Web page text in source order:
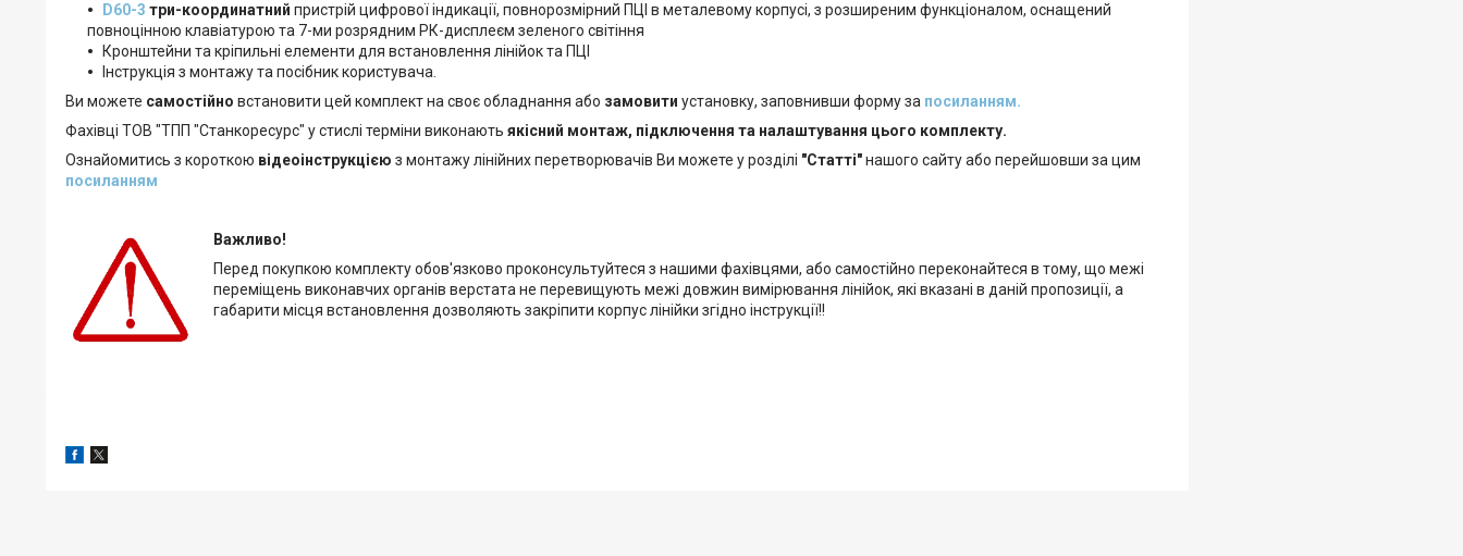
D60-3 три-координатний пристрій цифрової індикації, повнорозмірний ПЦІ в металевому корпусі, з розширеним функціоналом, оснащений
повноцінною клавіатурою та 7-ми розрядним РК-дисплеєм зеленого світіння
Кронштейни та кріпильні елементи для встановлення лінійок та ПЦІ
Інструкція з монтажу та посібник користувача.
Ви можете самостійно встановити цей комплект на своє обладнання або замовити установку, заповнивши форму за посиланням.
Фахівці ТОВ "ТПП "Станкоресурс" у стислі терміни виконають якісний монтаж, підключення та налаштування цього комплекту.
Ознайомитись з короткою відеоінструкцією з монтажу лінійних перетворювачів Ви можете у розділі "Статті"нашого сайту або перейшовши за цим
посиланням
Важливо!
Перед покупкою комплекту обов'язково проконсультуйтеся з нашими фахівцями, або самостійно переконайтеся в тому, що межі
переміщень виконавчих органів верстата не перевищують межі довжин вимірювання лінійок, які вказані в даній пропозиції, а
габарити місця встановлення дозволяють закріпити корпус лінійки згідно інструкції!!